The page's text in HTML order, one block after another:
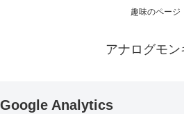
趣味のページ
アナログモン
Google Analytics